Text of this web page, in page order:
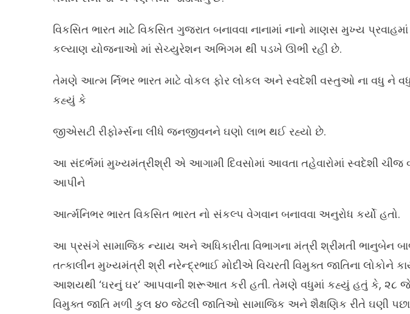
વિકસિત ભારત માટે વિકસિત ગુજરાત બનાવવા નાનામાં નાનો માણસ મુખ્ય
કલ્યાણ યોજનાઓ માં સેચ્યુરેશન અભિગમ થી પડખે ઊભી રહી છે.
તેમણે આત્મ ર્નિભર ભારત માટે વોકલ ફોર લોકલ અને સ્વદેશી વસ્તુઓ ના વધુ ને
કહ્યું કે
જીએસટી રીફોર્મ્સના લીધે જનજીવનને ઘણો લાભ થઈ રહ્યો છે.
આ સંદર્ભમાં મુખ્યમંત્રીશ્રી એ આગામી દિવસોમાં આવતા તહેવારોમાં સ્વદેશી
આપીને
આર્ત્મનિભર ભારત વિકસિત ભારત નો સંકલ્પ વેગવાન બનાવવા અનુરોધ કર્યો હતો.
આ પ્રસંગે સામાજિક ન્યાય અને અધિકારીતા વિભાગના મંત્રી શ્રીમતી ભાનુબેન
તત્કાલીન મુખ્યમંત્રી શ્રી નરેન્દ્રભાઈ મોદીએ વિચરતી વિમુક્ત જાતિના લોકોને
આશયથી ‘ઘરનું ઘર‘ આપવાની શરૂઆત કરી હતી. તેમણે વધુમાં કહ્યું હતું કે, ૨૮
વિમુક્ત જાતિ મળી કુલ ૪૦ જેટલી જાતિઓ સામાજિક અને શૈક્ષણિક રીતે ઘણી